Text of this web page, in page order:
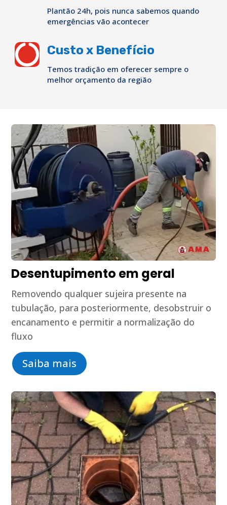
Plantão 24h, pois nunca sabemos quando
emergências vão acontecer
 Custo x Benefício
Temos tradição em oferecer sempre o
melhor orçamento da região
Desentupimento em geral
Removendo qualquer sujeira presente na
tubulação, para posteriormente, desobstruir o
encanamento e permitir a normalização do
fluxo
Saiba mais